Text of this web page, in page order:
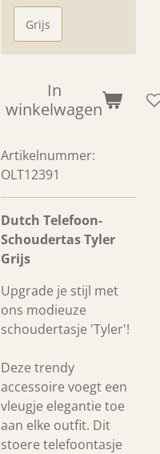
Grijs
In
winkelwagen
Artikelnummer:
OLT12391
Dutch Telefoon-
Schoudertas Tyler
Grijs
Upgrade je stijl met
ons modieuze
schoudertasje 'Tyler'!
Deze trendy
accessoire voegt een
vleugje elegantie toe
aan elke outfit. Dit
stoere telefoontasje